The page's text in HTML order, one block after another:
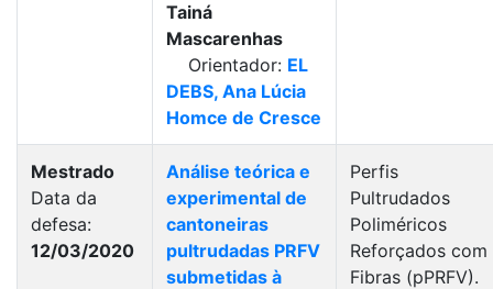
Tainá
Mascarenhas
Orientador: EL
DEBS, Ana Lúcia
Homce de Cresce
Mestrado
Data da
defesa:
12/03/2020
Análise teórica e
experimental de
cantoneiras
pultrudadas PRFV
submetidas à
Perfis
Pultrudados
Poliméricos
Reforçados com
Fibras (pPRFV).